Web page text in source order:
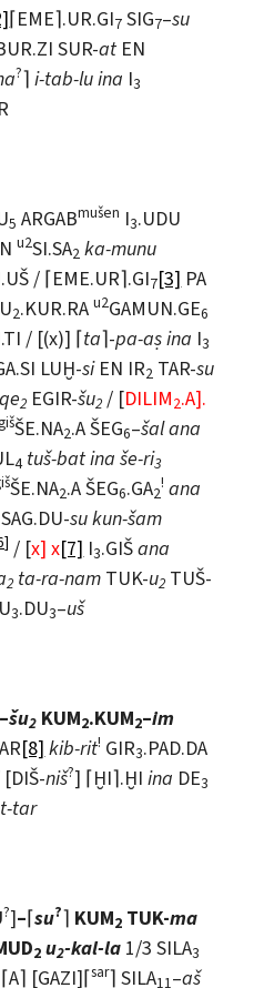
⌈EME⌉.UR.GI7 SIG7–su
SUR-at EN
?⌉i-tab-lu ina I3
5 ARGABmušen I3.UDU
u2SI.SA2 ka-munu
/ ⌈EME.UR⌉.GI7[3] PA
U2.KUR.RAu2GAMUN.GE6
/ [(x)] ⌈ta⌉-pa-aṣ ina I3
LUḪ-siEN IR2 TAR-su
2 EGIR-šu2 / [DILIM2.A].
ŠE.NA2.A ŠEG6–šal ana
4 tuš-bat ina še-ri3
ŠE.NA2.A ŠEG6.GA2
! ana
SAG.DU-sukun-šam
/ [x] x[7] I3.GIŠana
2 ta-ra-nam TUK-u2 TUŠ-
3.DU3–uš
–šu2 KUM2.KUM2–im
[8] kib-rit! GIR3.PAD.DA
[DIŠ-niš?] ⌈ḪI⌉.ḪIina DE3
tar
?]–⌈su?⌉ KUM2 TUK-ma
2 u2-kal-la 1/3 SILA3
[GAZI]⌈sar⌉ SILA11–aš